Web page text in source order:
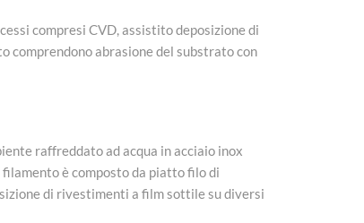
compresi CVD, assistito deposizione di
comprendono abrasione del substrato con
raffreddato ad acqua in acciaio inox
è composto da piatto filo di
di rivestimenti a film sottile su diversi